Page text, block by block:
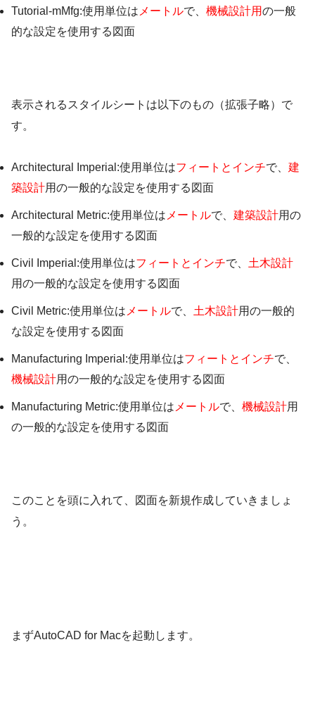
Tutorial-mMfg:使用単位は メートルで、 機械設計用の一般
的な設定を使用する図面
表示されるスタイルシートは以下のもの（拡張子略）で
す。
Architectural Imperial:使用単位はフィートとインチで、 建
築設計用の一般的な設定を使用する図面
Architectural Metric:使用単位は メートルで、 建築設計用の
一般的な設定を使用する図面
Civil Imperial:使用単位はフィートとインチで、 土木設計
用の一般的な設定を使用する図面
Civil Metric:使用単位は メートルで、 土木設計用の一般的
な設定を使用する図面
Manufacturing Imperial:使用単位はフィートとインチで、
機械設計用の一般的な設定を使用する図面
Manufacturing Metric:使用単位は メートルで、 機械設計用
の一般的な設定を使用する図面
このことを頭に入れて、図面を新規作成していきましょ
う。
まずAutoCAD for Macを起動します。